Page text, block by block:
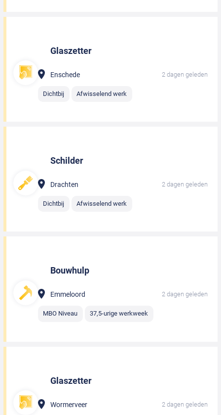
Glaszetter
Enschede 2 dagen geleden
Dichtbij Afwisselend werk
Schilder
Drachten 2 dagen geleden
Dichtbij Afwisselend werk
Bouwhulp
Emmeloord 2 dagen geleden
MBO Niveau 37,5-urige werkweek
Glaszetter
Wormerveer 2 dagen geleden